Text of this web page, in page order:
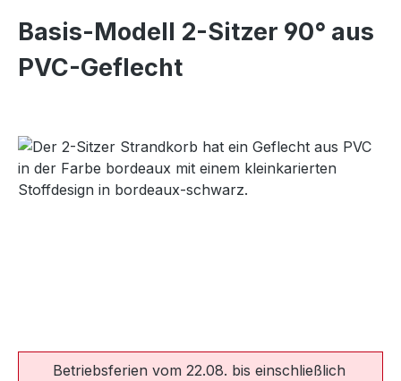
Basis-Modell 2-Sitzer 90° aus
PVC-Geflecht
Bildergalerie überspringen
Betriebsferien vom 22.08. bis einschließlich